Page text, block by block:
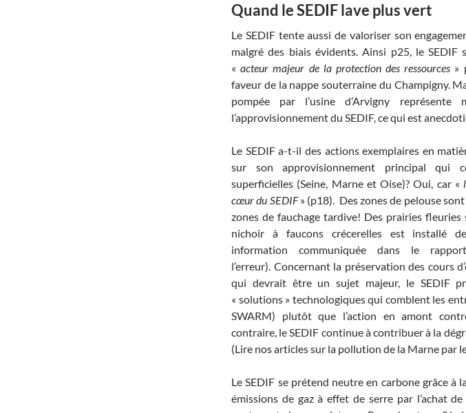
Quand le SEDIF lave plus vert
Le SEDIF tente aussi de valoriser son
malgré des biais évidents. Ainsi p25, le SEDIF
«acteur majeur de la protection des ressources »
faveur de la nappe souterraine du Champigny.
pompée par l’usine d’Arvigny
l’approvisionnement du SEDIF, ce qui est
Le SEDIF a-t-il des actions exemplaires en
sur son approvisionnement principal qui
superficielles (Seine, Marne et Oise)? Oui, car «
cœur du SEDIF» (p18). Des zones de pelouse
zones de fauchage tardive! Des prairies fleuries
nichoir à faucons crécerelles est installé
information communiquée dans le
l’erreur). Concernant la préservation des cours
qui devrait être un sujet majeur, le SEDIF
« solutions » technologiques qui comblent les
SWARM) plutôt que l’action en amont
contraire, le SEDIF continue à contribuer à la
(Lire nos articles sur la pollution de la Marne par
Le SEDIF se prétend neutre en carbone grâce à
émissions de gaz à effet de serre par l’achat